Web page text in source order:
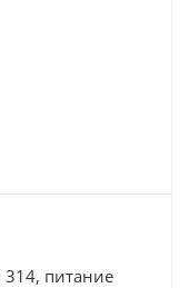
314, питание